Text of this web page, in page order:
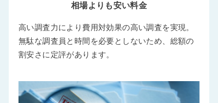
相場よりも安い料金
高い調査力により費用対効果の高い調査を実現。
無駄な調査員と時間を必要としないため、総額の
割安さに定評があります。